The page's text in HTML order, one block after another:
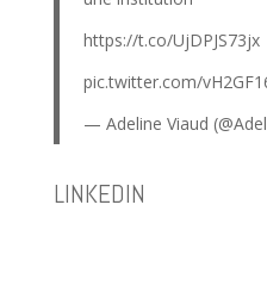
https://t.co/UjDPJS73jx
pic.twitter.com/
— Adeline Viaud
LINKEDIN